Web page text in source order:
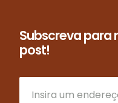
Subscreva para
post!